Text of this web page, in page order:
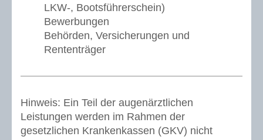
LKW-, Bootsführerschein)
Bewerbungen
Behörden, Versicherungen und
Rententräger
Hinweis: Ein Teil der augenärztlichen
Leistungen werden im Rahmen der
gesetzlichen Krankenkassen (GKV) nicht